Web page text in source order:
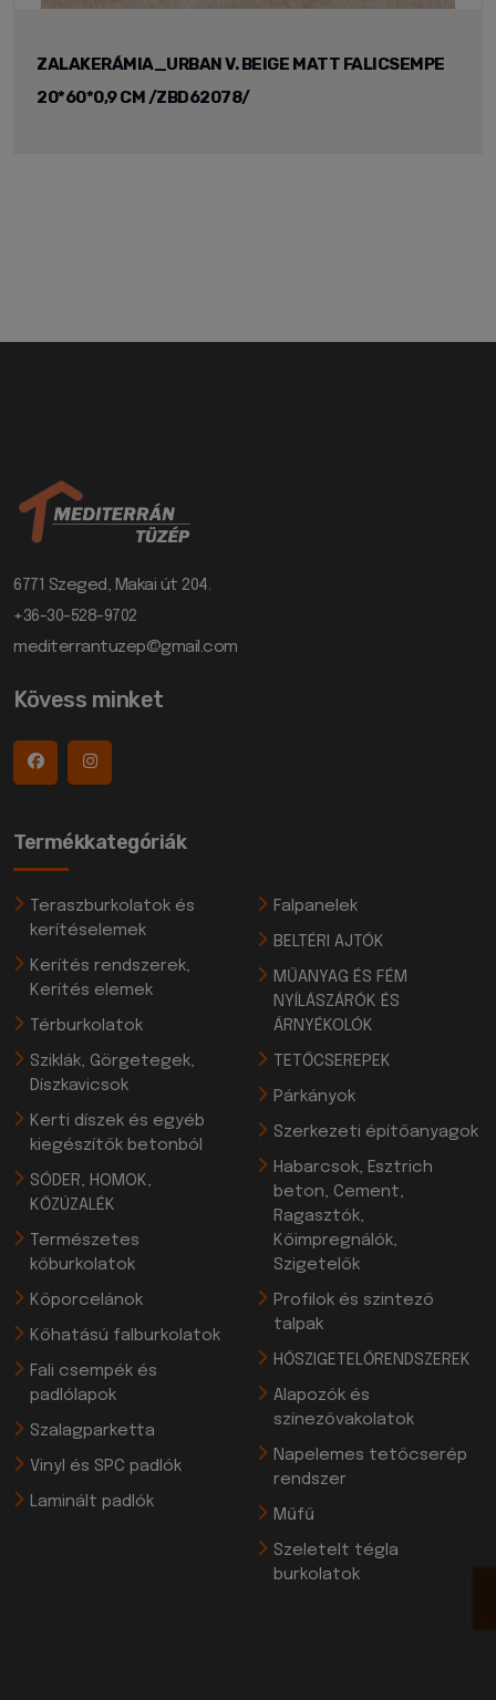
ZALAKERÁMIA_URBAN V. BEIGE MATT FALICSEMPE
20*60*0,9 CM /ZBD62078/
6771 Szeged, Makai út 204.
+36-30-528-9702
mediterrantuzep@gmail.com
Kövess minket
Termékkategóriák
Teraszburkolatok és
kerítéselemek
Kerítés rendszerek,
Kerítés elemek
Térburkolatok
Sziklák, Görgetegek,
Díszkavicsok
Kerti díszek és egyéb
kiegészítők betonból
SÓDER, HOMOK,
KŐZÚZALÉK
Természetes
kőburkolatok
Kőporcelánok
Kőhatású falburkolatok
Fali csempék és
padlólapok
Szalagparketta
Vinyl és SPC padlók
Laminált padlók
Falpanelek
BELTÉRI AJTÓK
MŰANYAG ÉS FÉM
NYÍLÁSZÁRÓK ÉS
ÁRNYÉKOLÓK
TETŐCSEREPEK
Párkányok
Szerkezeti építőanyagok
Habarcsok, Esztrich
beton, Cement,
Ragasztók,
Kőimpregnálók,
Szigetelők
Profilok és szintező
talpak
HŐSZIGETELŐRENDSZEREK
Alapozók és
színezővakolatok
Napelemes tetőcserép
rendszer
Műfű
Szeletelt tégla
burkolatok